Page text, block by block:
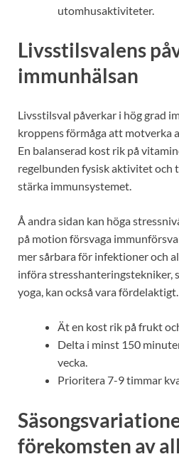
utomhusaktiviteter.
Livsstilsvalens
immunhälsan
Livsstilsval påverkar i hög grad
kroppens förmåga att motverka
En balanserad kost rik på
regelbunden fysisk aktivitet och
stärka immunsystemet.
Å andra sidan kan höga
på motion försvaga
mer sårbara för infektioner och
införa stresshanteringstekniker,
yoga, kan också vara fördelaktigt.
Ät en kost rik på frukt
Delta i minst 150
vecka.
Prioritera 7-9 timmar
förekomsten av